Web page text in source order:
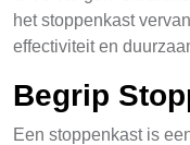
het stoppenkast
effectiviteit en
Begrip
Een stoppenkast is